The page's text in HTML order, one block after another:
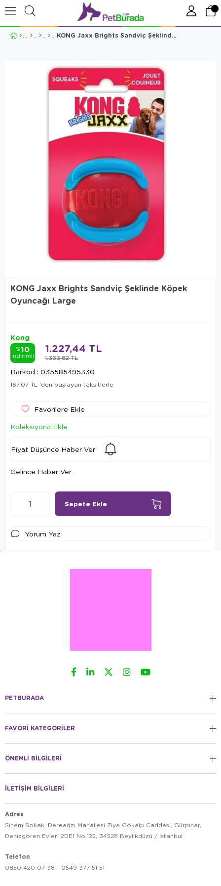
KONG Jaxx Brights Sandviç Şeklinde Köpek Oyuncağı Large
KONG Jaxx Brights Sandviç Şeklinde Köpek
Oyuncağı Large
Kong
%10
indirimli 1.363,82 TL
1.227,44 TL
Barkod : 035585495330
167,07 TL 'den başlayan taksitlerle
Favorilere Ekle
Koleksiyona Ekle
Fiyat Düşünce Haber Ver
Gelince Haber Ver
Yorum Yaz
PETBURADA
FAVORİ KATEGORİLER
ÖNEMLİ BİLGİLERİ
İLETİŞİM BİLGİLERİ
Adres
Sinem Sokak, Dereağzı Mahallesi Ziya Gökalp Caddesi, Gürpınar,
Denizgören Evleri 2DE1 No:122, 34528 Beylikdüzü / İstanbul
Telefon
0850 420 07 38 - 0549 377 51 51